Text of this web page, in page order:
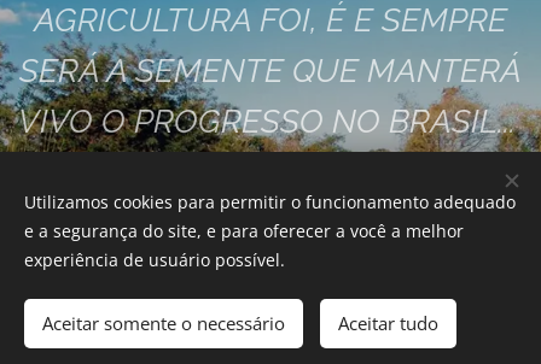
AGRICULTURA FOI, É E SEMPRE
SERÁ A SEMENTE QUE MANTERÁ
VIVO O PROGRESSO NO BRASIL...
GERMINAR JUNTOS!!
SINTRARUR - SOROCABA
Este site foi desenvolvido por:
https://geniusjoytech.com/
Utilizamos cookies para permitir o funcionamento adequado
e a segurança do site, e para oferecer a você a melhor
experiência de usuário possível.
Aceitar somente o necessário Aceitar tudo